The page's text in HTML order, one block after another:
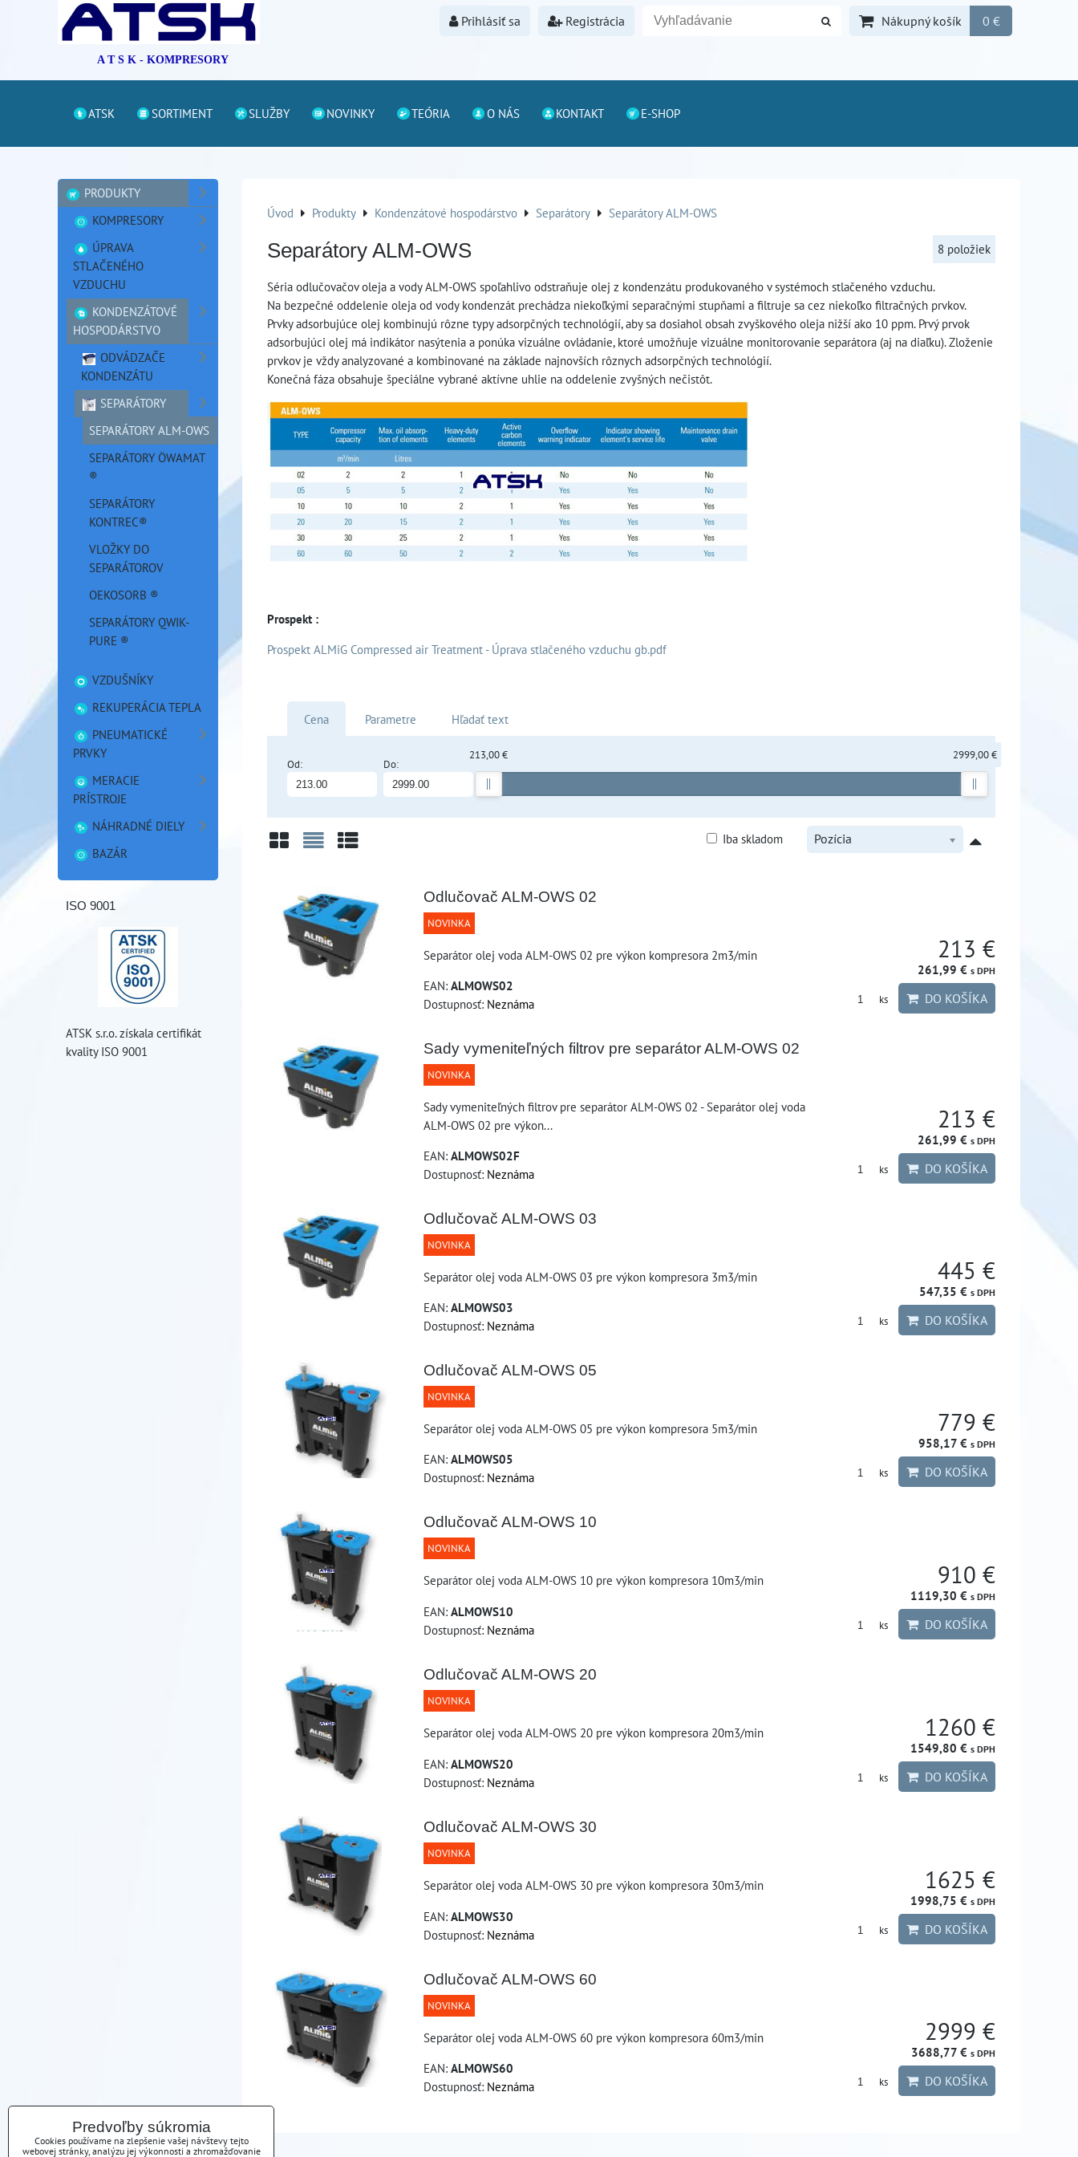
A T S K - KOMPRESORY
Prihlásiť sa Registrácia Nákupný košík 0 €
ATSK SORTIMENT SLUŽBY NOVINKY TEÓRIA O NÁS KONTAKT E-SHOP
Úvod Produkty Kondenzátové hospodárstvo Separátory Separátory ALM-OWS
Separátory ALM-OWS 8 položiek
Séria odlučovačov oleja a vody ALM-OWS spoľahlivo odstraňuje olej z kondenzátu produkovaného v systémoch stlačeného vzduchu.
Na bezpečné oddelenie oleja od vody kondenzát prechádza niekoľkými separačnými stupňami a filtruje sa cez niekoľko filtračných prvkov.
Prvky adsorbujúce olej kombinujú rôzne typy adsorpčných technológií, aby sa dosiahol obsah zvyškového oleja nižší ako 10 ppm. Prvý prvok
adsorbujúci olej má indikátor nasýtenia a ponúka vizuálne ovládanie, ktoré umožňuje vizuálne monitorovanie separátora (aj na diaľku). Zloženie
prvkov je vždy analyzované a kombinované na základe najnovších rôznych adsorpčných technológií.
Konečná fáza obsahuje špeciálne vybrané aktívne uhlie na oddelenie zvyšných nečistôt.
Prospekt :
Prospekt ALMiG Compressed air Treatment - Úprava stlačeného vzduchu gb.pdf
Cena Parametre Hľadať text
Od: Do:
213,00 € 2999,00 €
Pozícia
Iba skladom
Odlučovač ALM-OWS 02
NOVINKA
Separátor olej voda ALM-OWS 02 pre výkon kompresora 2m3/min
EAN: ALMOWS02
Dostupnosť: Neznáma
213 €
261,99 € s DPH
ks DO KOŠÍKA
Sady vymeniteľných filtrov pre separátor ALM-OWS 02
NOVINKA
Sady vymeniteľných filtrov pre separátor ALM-OWS 02 - Separátor olej voda
ALM-OWS 02 pre výkon...
EAN: ALMOWS02F
Dostupnosť: Neznáma
213 €
261,99 € s DPH
ks DO KOŠÍKA
Odlučovač ALM-OWS 03
NOVINKA
Separátor olej voda ALM-OWS 03 pre výkon kompresora 3m3/min
EAN: ALMOWS03
Dostupnosť: Neznáma
445 €
547,35 € s DPH
ks DO KOŠÍKA
Odlučovač ALM-OWS 05
NOVINKA
Separátor olej voda ALM-OWS 05 pre výkon kompresora 5m3/min
EAN: ALMOWS05
Dostupnosť: Neznáma
779 €
958,17 € s DPH
ks DO KOŠÍKA
Odlučovač ALM-OWS 10
NOVINKA
Separátor olej voda ALM-OWS 10 pre výkon kompresora 10m3/min
EAN: ALMOWS10
Dostupnosť: Neznáma
910 €
1119,30 € s DPH
ks DO KOŠÍKA
Odlučovač ALM-OWS 20
NOVINKA
Separátor olej voda ALM-OWS 20 pre výkon kompresora 20m3/min
EAN: ALMOWS20
Dostupnosť: Neznáma
1260 €
1549,80 € s DPH
ks DO KOŠÍKA
Odlučovač ALM-OWS 30
NOVINKA
Separátor olej voda ALM-OWS 30 pre výkon kompresora 30m3/min
EAN: ALMOWS30
Dostupnosť: Neznáma
1625 €
1998,75 € s DPH
ks DO KOŠÍKA
Odlučovač ALM-OWS 60
NOVINKA
Separátor olej voda ALM-OWS 60 pre výkon kompresora 60m3/min
EAN: ALMOWS60
Dostupnosť: Neznáma
2999 €
3688,77 € s DPH
ks DO KOŠÍKA
PRODUKTY
KOMPRESORY
ÚPRAVA
STLAČENÉHO
VZDUCHU
KONDENZÁTOVÉ
HOSPODÁRSTVO
ODVÁDZAČE
KONDENZÁTU
SEPARÁTORY
SEPARÁTORY ALM-OWS
SEPARÁTORY ÖWAMAT
®
SEPARÁTORY
KONTREC®
VLOŽKY DO
SEPARÁTOROV
OEKOSORB ®
SEPARÁTORY QWIK-
PURE ®
VZDUŠNÍKY
REKUPERÁCIA TEPLA
PNEUMATICKÉ
PRVKY
MERACIE
PRÍSTROJE
NÁHRADNÉ DIELY
BAZÁR
ISO 9001
ATSK s.r.o. získala certifikát
kvality ISO 9001
Predvoľby súkromia
Cookies používame na zlepšenie vašej návštevy tejto
webovej stránky, analýzu jej výkonnosti a zhromažďovanie